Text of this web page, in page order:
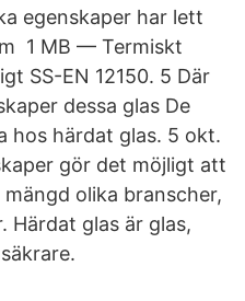
egenskaper har lett
1 MB — Termiskt
SS-EN 12150. 5 Där
dessa glas De
hos härdat glas. 5 okt.
gör det möjligt att
olika branscher,
Härdat glas är glas,